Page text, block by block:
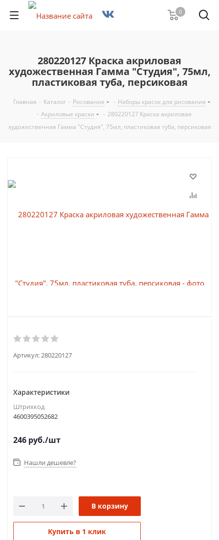
0
280220127 Краска акриловая
художественная Гамма "Студия", 75мл,
пластиковая туба, персиковая
Главная - Каталог - Рисование - Наборы красок для рисования
- Акриловые краски - 280220127 Краска акриловая
художественная Гамма "Студия", 75мл, пластиковая туба, персиковая
Артикул:280220127
Характеристики
Штрихкод
4600395052682
246 руб./шт
Нашли дешевле?
В корзину
Купить в 1 клик